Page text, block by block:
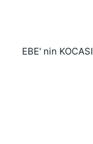
EBE' nin KOCASI